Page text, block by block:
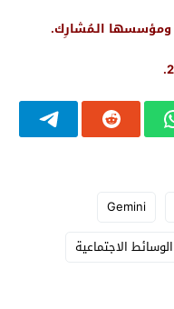
Gemini
الوسائط الاجتماعية